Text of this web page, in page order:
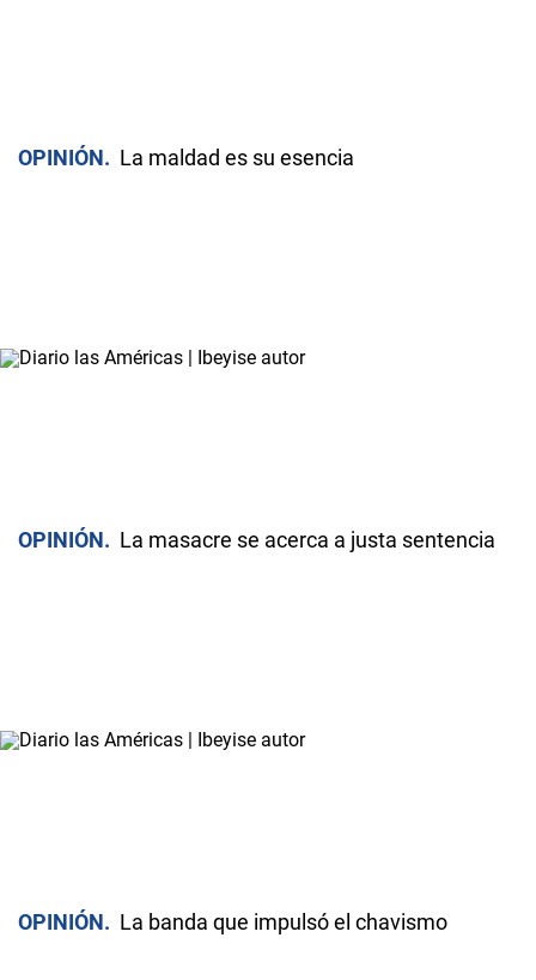
OPINIÓN La maldad es su esencia
OPINIÓN La masacre se acerca a justa sentencia
OPINIÓN La banda que impulsó el chavismo